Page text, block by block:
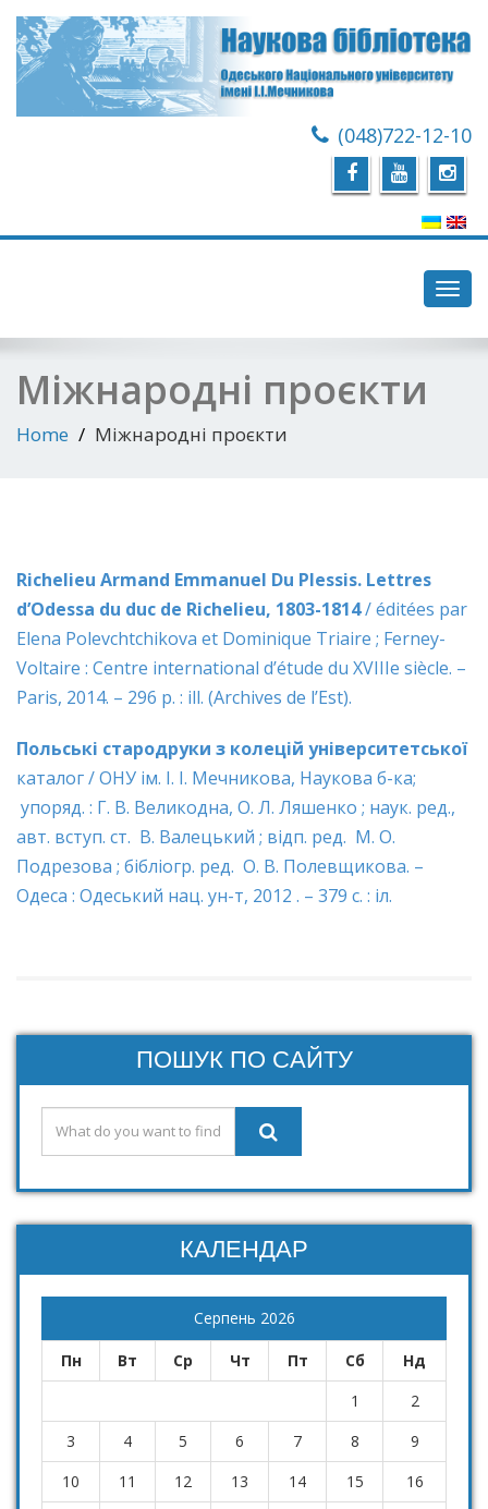
(048)722-12-10
Міжнародні проєкти
Home Міжнародні проєкти
Richelieu Armand Emmanuel Du Plessis. Lettres
d’Odessa du duc de Richelieu, 1803-1814/ éditées par
Elena Polevchtchikova et Dominique Triaire ; Ferney-
Voltaire : Centre international d’étude du XVIIIe siècle. –
Paris, 2014. – 296 p. : ill. (Archives de l’Est).
Польські стародруки з колецій університетської
каталог / ОНУ ім. І. І. Мечникова, Наукова б-ка;
упоряд. : Г. В. Великодна, О. Л. Ляшенко ; наук. ред.,
авт. вступ. ст. В. Валецький ; відп. ред. М. О.
Подрезова ; бібліогр. ред. О. В. Полевщикова. –
Одеса : Одеський нац. ун-т, 2012 . – 379 с. : іл.
ПОШУК ПО САЙТУ
КАЛЕНДАР
Серпень 2026
Пн Вт Ср Чт Пт Сб
Нд
1
2
3
4 5 6 7 8
9
10
11 12 13 14 15
16